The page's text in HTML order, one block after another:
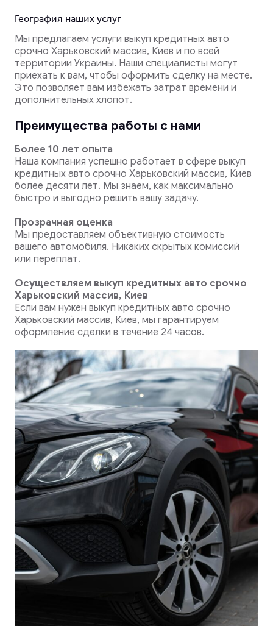
География наших услуг
Мы предлагаем услуги выкуп кредитных авто
срочно Харьковский массив, Киев и по всей
территории Украины. Наши специалисты могут
приехать к вам, чтобы оформить сделку на месте.
Это позволяет вам избежать затрат времени и
дополнительных хлопот.
Преимущества работы с нами
Более 10 лет опыта
Наша компания успешно работает в сфере выкуп
кредитных авто срочно Харьковский массив, Киев
более десяти лет. Мы знаем, как максимально
быстро и выгодно решить вашу задачу.
Прозрачная оценка
Мы предоставляем объективную стоимость
вашего автомобиля. Никаких скрытых комиссий
или переплат.
Осуществляем выкуп кредитных авто срочно
Харьковский массив, Киев
Если вам нужен выкуп кредитных авто срочно
Харьковский массив, Киев, мы гарантируем
оформление сделки в течение 24 часов.